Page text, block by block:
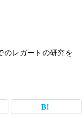
のレガートの研究を